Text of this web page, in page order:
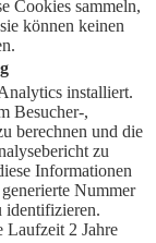
Cookies sammeln,
können keinen
installiert.
Besucher-,
berechnen und die
zu
Informationen
Nummer
identifizieren.
Laufzeit 2 Jahre